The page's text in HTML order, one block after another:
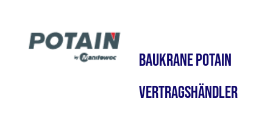
Baukrane Potain
Vertragshändler